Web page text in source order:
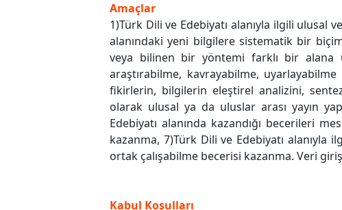
Amaçlar
1)Türk Dili ve Edebiyatı alanıyla ilgili ulusal
alanındaki yeni bilgilere sistematik bir
veya bilinen bir yöntemi farklı bir alana
araştırabilme, kavrayabilme,
fikirlerin, bilgilerin eleştirel analizini,
olarak ulusal ya da uluslar arası yayın
Edebiyatı alanında kazandığı becerileri
kazanma, 7)Türk Dili ve Edebiyatı
ortak çalışabilme becerisi kazanma. Veri
Kabul Koşulları